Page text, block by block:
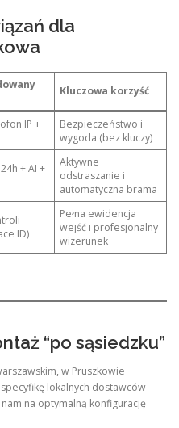
dla
Kluczowa korzyść
IP +
Bezpieczeństwo i
wygoda (bez kluczy)
+ AI +
Aktywne
odstraszanie i
automatyczna brama
ID)
Pełna ewidencja
wejść i profesjonalny
wizerunek
“po sąsiedzku”
w Pruszkowie
lokalnych dostawców
na optymalną konfigurację